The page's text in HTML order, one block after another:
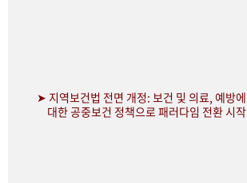
➤ 지역보건법 전면 개정: 보건 및 의료, 예방에
대한 공중보건 정책으로 패러다임 전환 시작